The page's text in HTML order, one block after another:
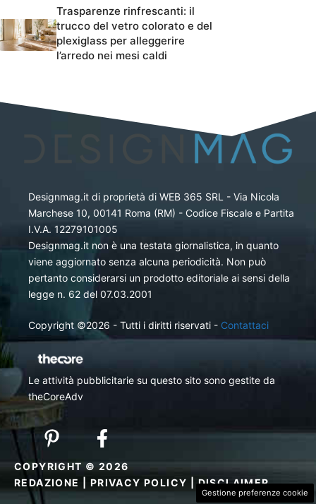
Trasparenze rinfrescanti: il
trucco del vetro colorato e del
plexiglass per alleggerire
l’arredo nei mesi caldi
Designmag.it di proprietà di WEB 365 SRL - Via Nicola
Marchese 10, 00141 Roma (RM) - Codice Fiscale e Partita
I.V.A. 12279101005
Designmag.it non è una testata giornalistica, in quanto
viene aggiornato senza alcuna periodicità. Non può
pertanto considerarsi un prodotto editoriale ai sensi della
legge n. 62 del 07.03.2001
Copyright ©2026 - Tutti i diritti riservati - Contattaci
Le attività pubblicitarie su questo sito sono gestite da
theCoreAdv
COPYRIGHT © 2026
REDAZIONE
PRIVACY POLICY |DISCLAIMER
Gestione preferenze cookie